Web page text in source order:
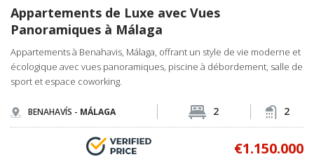
Appartements de Luxe avec Vues
Panoramiques à Málaga
Appartements à Benahavis, Málaga, offrant un style de vie moderne et
écologique avec vues panoramiques, piscine à débordement, salle de
sport et espace coworking.
BENAHAVÍS - MÁLAGA 2 2
€1.150.000